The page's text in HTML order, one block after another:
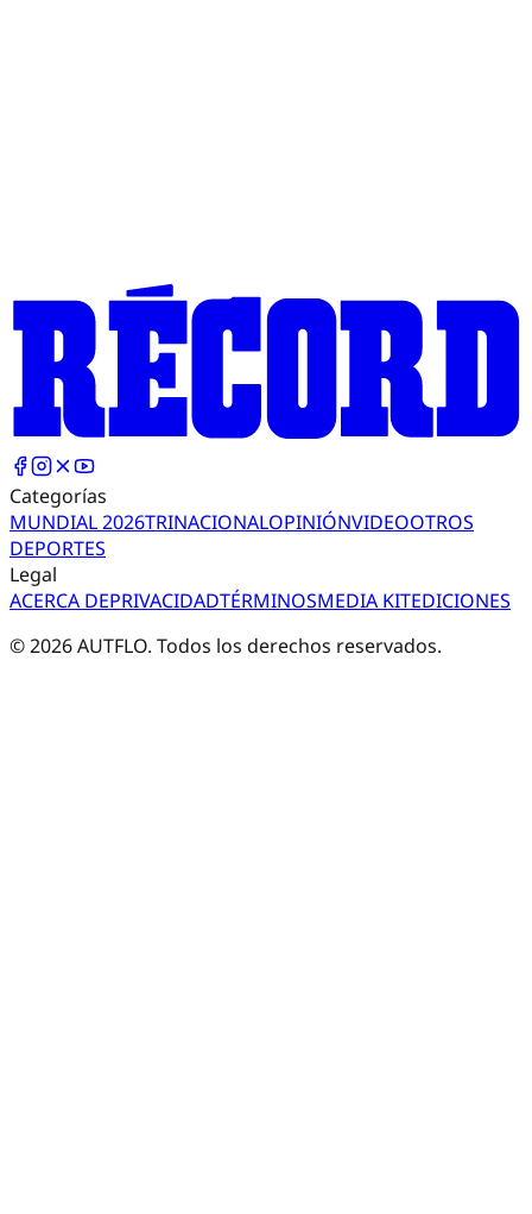
Categorías
MUNDIAL 2026TRINACIONALOPINIÓNVIDEOOTROS
DEPORTES
Legal
ACERCA DEPRIVACIDADTÉRMINOSMEDIA KITEDICIONES
©2026AUTFLO. Todos los derechos reservados.